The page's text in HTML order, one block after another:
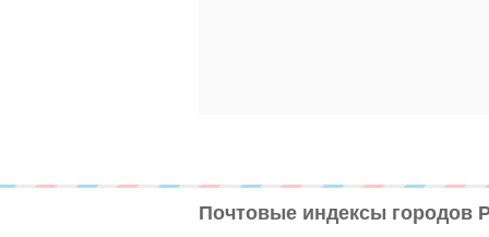
Почтовые индексы городов